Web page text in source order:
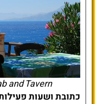
and Tavern
כתובת ושעות